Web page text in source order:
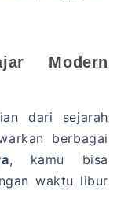
Modern
dari sejarah
berbagai
, kamu bisa
waktu libur